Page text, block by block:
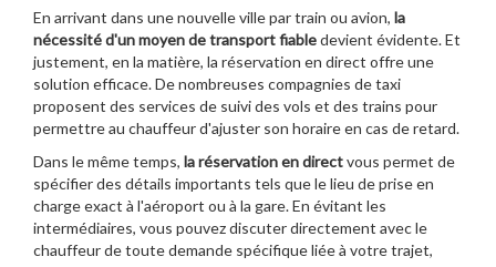
En arrivant dans une nouvelle ville par train ou avion, la
nécessité d'un moyen de transport fiabledevient évidente. Et
justement, en la matière, la réservation en direct offre une
solution efficace. De nombreuses compagnies de taxi
proposent des services de suivi des vols et des trains pour
permettre au chauffeur d'ajuster son horaire en cas de retard.
Dans le même temps, la réservation en directvous permet de
spécifier des détails importants tels que le lieu de prise en
charge exact à l'aéroport ou à la gare. En évitant les
intermédiaires, vous pouvez discuter directement avec le
chauffeur de toute demande spécifique liée à votre trajet,